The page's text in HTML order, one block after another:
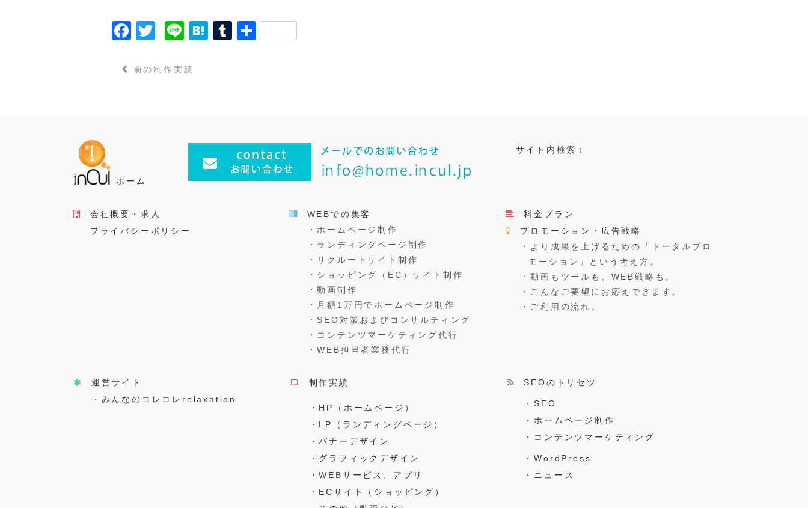
F
c
T
it
Li
e
H
T 共
前の制作実績
ホーム
サイト内検索：
会社概要・求人
プライバシーポリシー
WEBでの集客
・ホームページ制作
・ランディングページ制作
・リクルートサイト制作
・ショッピング（EC）サイト制作
・動画制作
・月額1万円でホームページ制作
・SEO対策およびコンサルティング
・コンテンツマーケティング代行
・WEB担当者業務代行
料金プラン
プロモーション・広告戦略
・より成果を上げるための「トータルプロ
モーション」という考え方。
・動画もツールも、WEB戦略も。
・こんなご要望にお応えできます。
・ご利用の流れ。
運営サイト
・みんなのコレコレrelaxation
制作実績
・HP（ホームページ）
・LP（ランディングページ）
・バナーデザイン
・グラフィックデザイン
・WEBサービス、アプリ
・ECサイト（ショッピング）
SEOのトリセツ
・SEO
・ホームページ制作
・コンテンツマーケティング
・WordPress
・ニュース